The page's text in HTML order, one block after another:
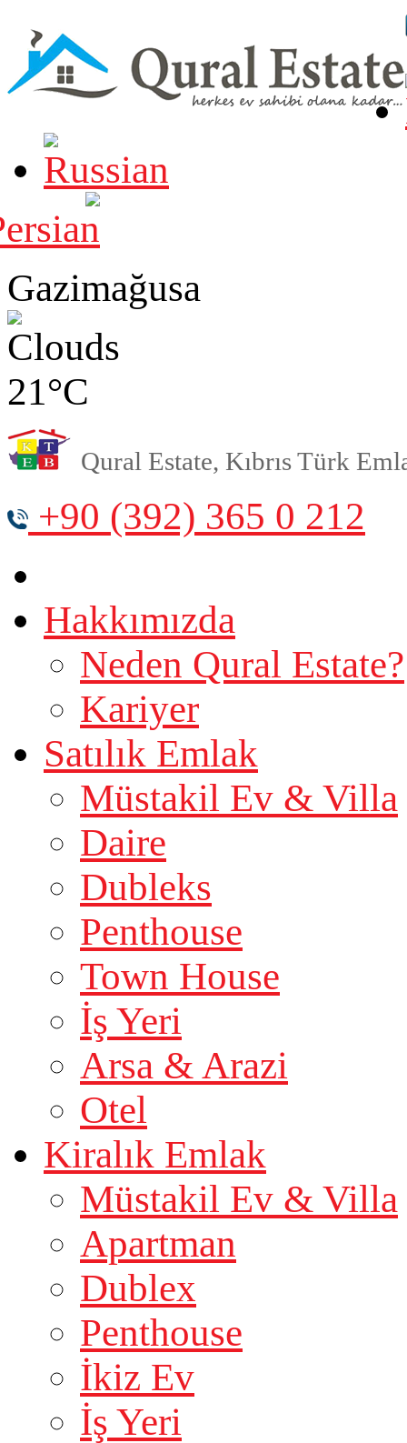
Gazimağusa
21°C
Qural Estate, Kıbrıs Türk
+90 (392) 365 0 212
Hakkımızda
Neden Qural Estate?
Kariyer
Satılık Emlak
Müstakil Ev & Villa
Daire
Dubleks
Penthouse
Town House
İş Yeri
Arsa & Arazi
Otel
Kiralık Emlak
Müstakil Ev & Villa
Apartman
Dublex
Penthouse
İkiz Ev
İş Yeri